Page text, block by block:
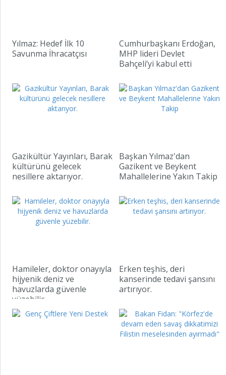
Yılmaz: Hedef İlk 10
Savunma İhracatçısı
Cumhurbaşkanı Erdoğan,
MHP lideri Devlet
Bahçeli’yi kabul etti
Gazikültür Yayınları, Barak
kültürünü gelecek
nesillere aktarıyor.
Başkan Yılmaz'dan
Gazikent ve Beykent
Mahallelerine Yakın Takip
Hamileler, doktor onayıyla
hijyenik deniz ve
havuzlarda güvenle
yüzebilir.
Erken teşhis, deri
kanserinde tedavi şansını
artırıyor.